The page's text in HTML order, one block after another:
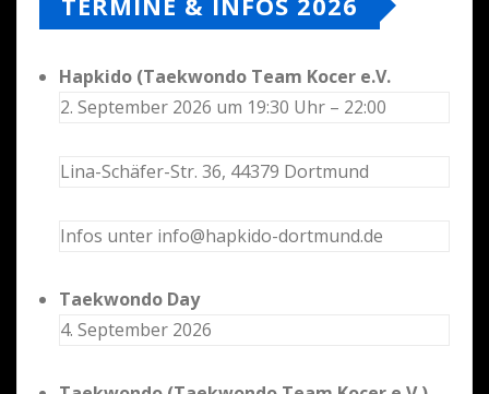
Hapkido (Taekwondo Team Kocer e.V.
2. September 2026 um 19:30 Uhr – 22:00
Lina-Schäfer-Str. 36, 44379 Dortmund
Infos unter info@hapkido-dortmund.de
Taekwondo Day
4. September 2026